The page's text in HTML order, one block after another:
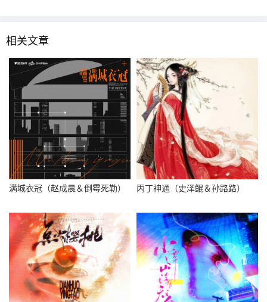
相关文章
满城衣冠（赵成晨＆倒霉死勒） 丙丁神通（史泽鲲＆孙路路）